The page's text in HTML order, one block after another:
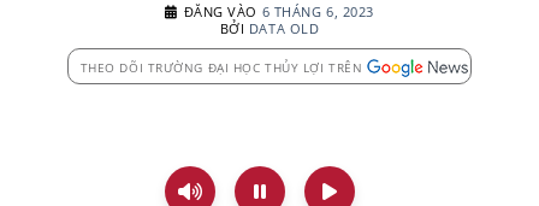
ĐĂNG VÀO 6 THÁNG 6, 2023
BỞI DATA OLD
THEO DÕI TRƯỜNG ĐẠI HỌC THỦY LỢI TRÊN